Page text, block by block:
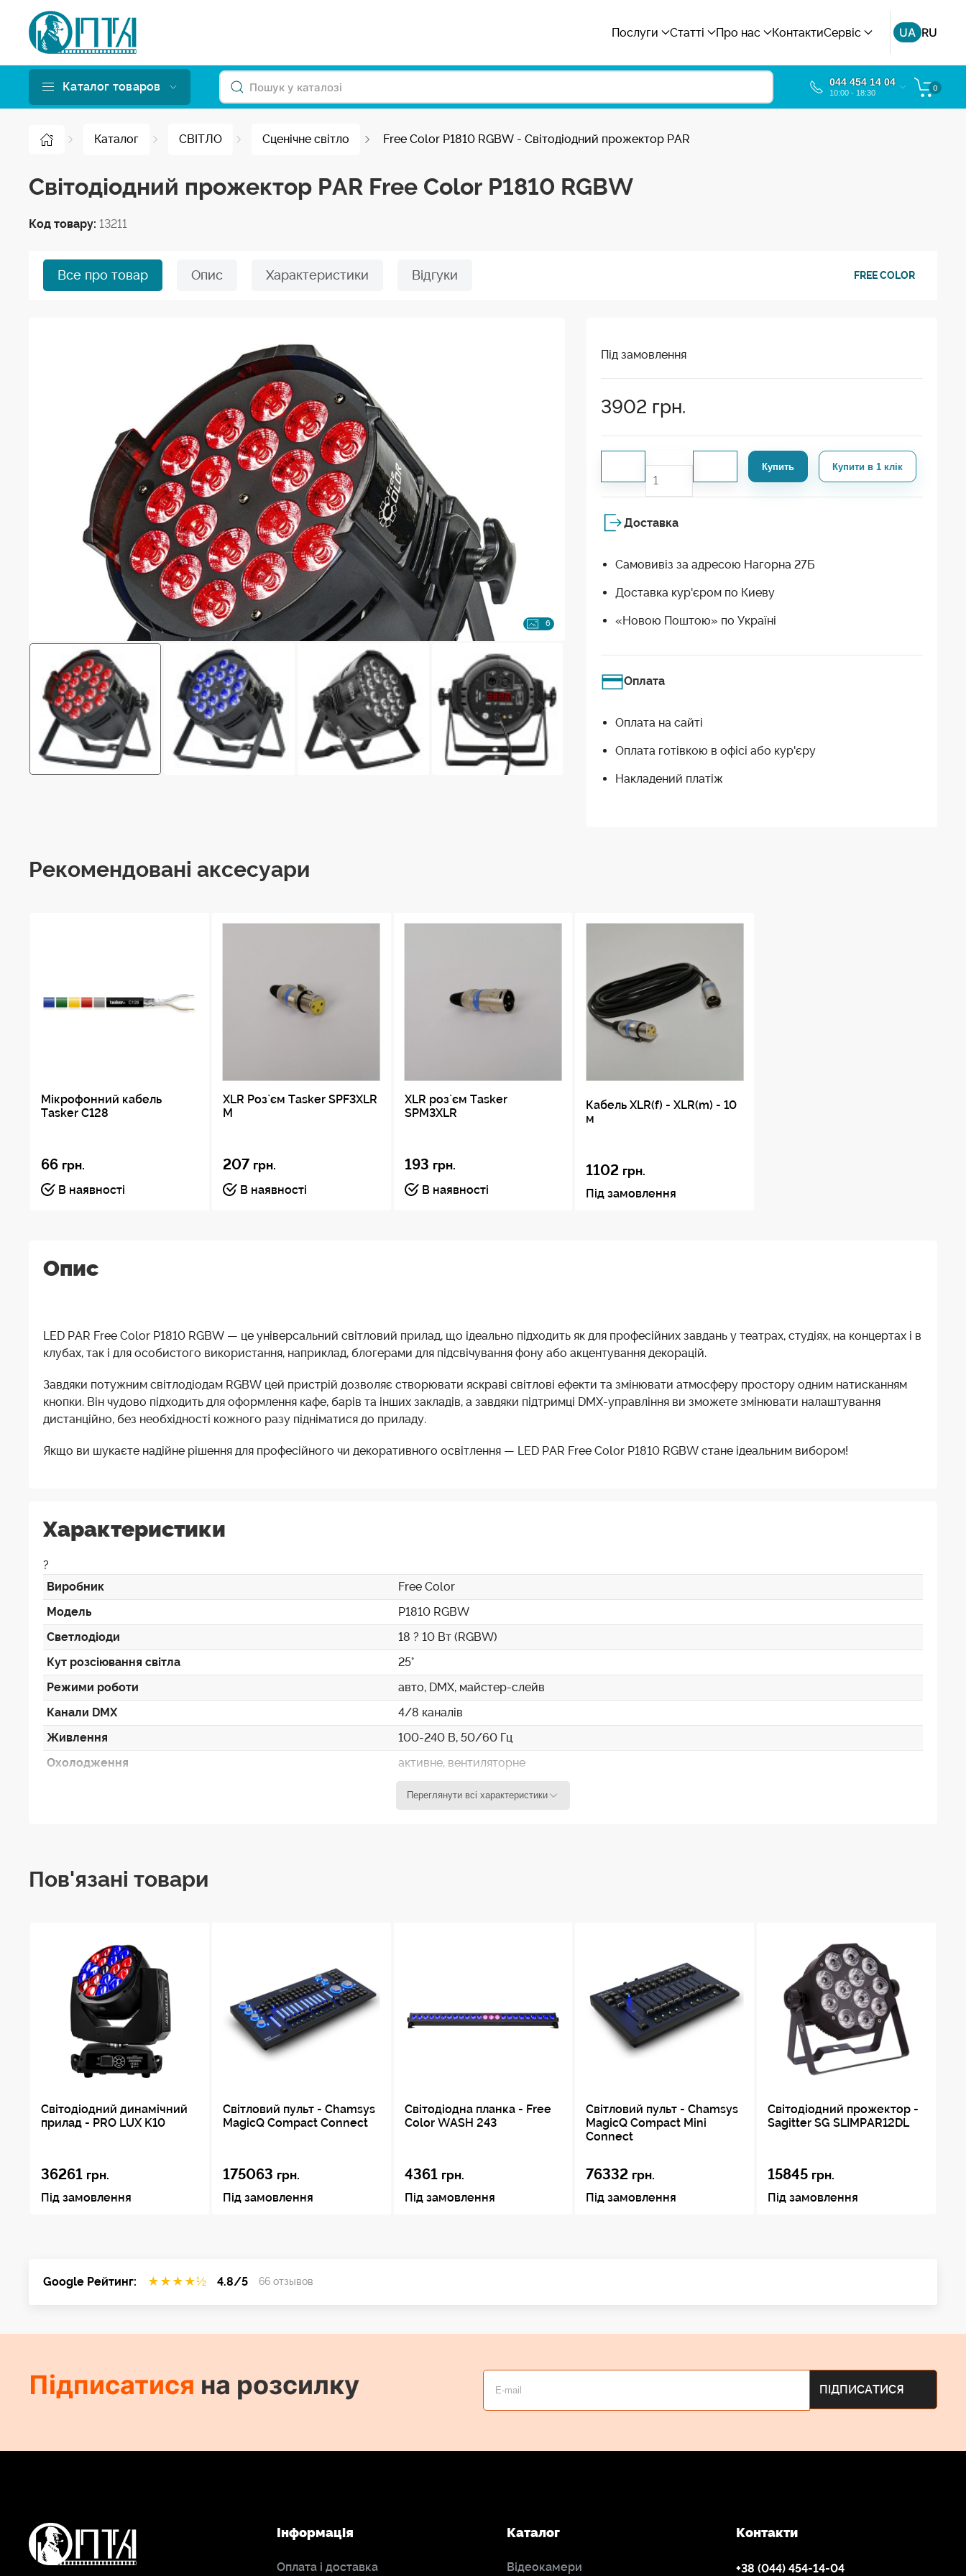
Послуги Статті Про нас КонтактиСервіс UA RU
Каталог товаров 044 454 14 04
10:00 - 18:30
0
Каталог СВІТЛО Сценічне світло Free Color P1810 RGBW - Cвітодіодний прожектор PAR
Cвітодіодний прожектор PAR Free Color P1810 RGBW
Код товару: 13211
Все про товар Опис Характеристики Відгуки FREE COLOR
6
Під замовлення
3902 грн.
Купить Купити в 1 клік
Доставка
Самовивіз за адресою Нагорна 27Б
Доставка кур'єром по Киеву
«Новою Поштою» по Україні
Оплата
Оплата на сайті
Оплата готівкою в офісі або кур'єру
Накладений платіж
Рекомендовані аксесуари
Мікрофонний кабель
Tasker C128
66 грн.
В наявності
XLR Роз`єм Tasker SPF3XLR
M
207 грн.
В наявності
XLR роз`єм Tasker
SPM3XLR
193 грн.
В наявності
Кабель XLR(f) - XLR(m) - 10
м
1102 грн.
Під замовлення
Опис
LED PAR Free Color P1810 RGBW — це універсальний світловий прилад, що ідеально підходить як для професійних завдань у театрах, студіях, на концертах і в
клубах, так і для особистого використання, наприклад, блогерами для підсвічування фону або акцентування декорацій.
Завдяки потужним світлодіодам RGBW цей пристрій дозволяє створювати яскраві світлові ефекти та змінювати атмосферу простору одним натисканням
кнопки. Він чудово підходить для оформлення кафе, барів та інших закладів, а завдяки підтримці DMX-управління ви зможете змінювати налаштування
дистанційно, без необхідності кожного разу підніматися до приладу.
Якщо ви шукаєте надійне рішення для професійного чи декоративного освітлення — LED PAR Free Color P1810 RGBW стане ідеальним вибором!
Характеристики
?
Виробник
Free Color
Модель
P1810 RGBW
Светлодіоди
18 ? 10 Вт (RGBW)
Кут розсіювання світла
25°
Режими роботи
авто, DMX, майстер-слейв
Канали DMX
4/8 каналів
Живлення
100-240 В, 50/60 Гц
Охолодження
активне, вентиляторне
Переглянути всі характеристики
Пов'язані товари
Світодіодний динамічний
прилад - PRO LUX K10
36261 грн.
Під замовлення
Світловий пульт - Chamsys
MagicQ Compact Connect
175063 грн.
Під замовлення
Світодіодна планка - Free
Color WASH 243
4361 грн.
Під замовлення
Світловий пульт - Chamsys
MagicQ Compact Mini
Connect
76332 грн.
Під замовлення
Світодіодний прожектор -
Sagitter SG SLIMPAR12DL
15845 грн.
Під замовлення
Google Рейтинг: ★ ★ ★ ★½ 4.8/5 66 отзывов
Підписатися на розсилку
Інформація
Оплата і доставка
Каталог
Відеокамери
Контакти
+38 (044) 454-14-04